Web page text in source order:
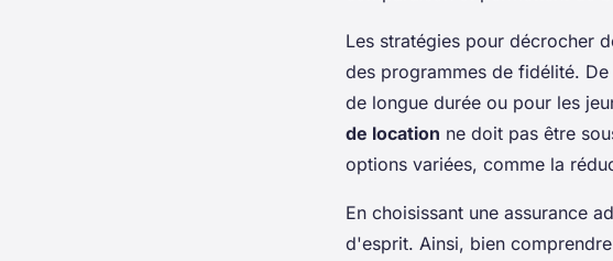
Les stratégies pour décrocher
des programmes de fidélité.
de longue durée ou pour les
de location ne doit pas être
options variées, comme la
En choisissant une assurance
d'esprit. Ainsi, bien